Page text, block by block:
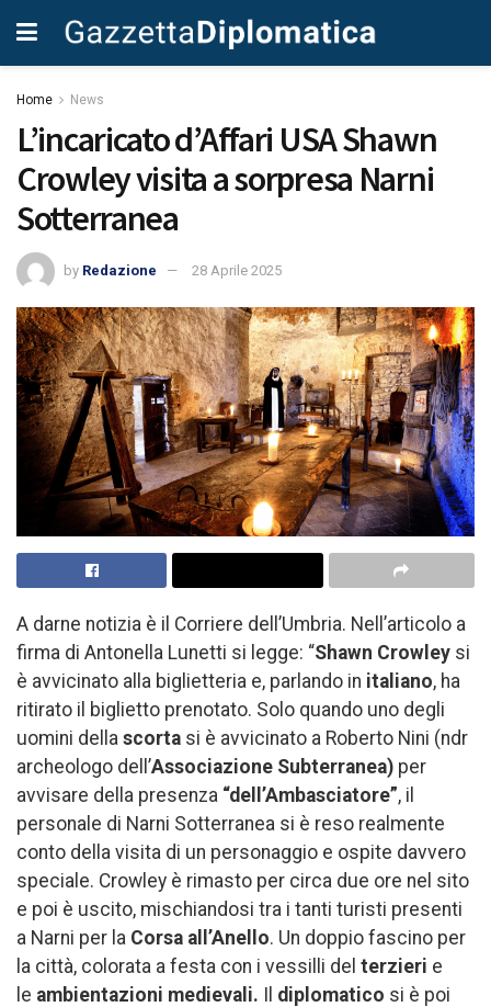
Home News
L’incaricato d’Affari USA Shawn
Crowley visita a sorpresa Narni
Sotterranea
by Redazione 28 Aprile 2025
A darne notizia è il Corriere dell’Umbria. Nell’articolo a
firma di Antonella Lunetti si legge: “Shawn Crowley si
è avvicinato alla biglietteria e, parlando in italiano, ha
ritirato il biglietto prenotato. Solo quando uno degli
uomini della scorta si è avvicinato a Roberto Nini (ndr
archeologo dell’Associazione Subterranea) per
avvisare della presenza “dell’Ambasciatore”, il
personale di Narni Sotterranea si è reso realmente
conto della visita di un personaggio e ospite davvero
speciale. Crowley è rimasto per circa due ore nel sito
e poi è uscito, mischiandosi tra i tanti turisti presenti
a Narni per la Corsa all’Anello. Un doppio fascino per
la città, colorata a festa con i vessilli del terzieri e
le ambientazioni medievali. Il diplomatico si è poi